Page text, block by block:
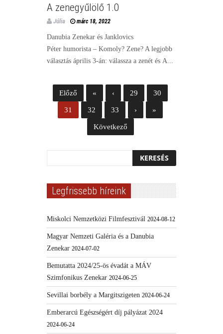
A zenegyűlölő 1.0
Júlia márc 18, 2022
Danubia Zenekar és Janklovics
Péter humorista – Komoly? Zene? A legjobb
választás április 3-án: válassza a zenét és A...
Előző « ‹ 29 30
31 32 33 › »
Következő
Legfrissebb híreink
Miskolci Nemzetközi Filmfesztivál 2024-08-12
Magyar Nemzeti Galéria és a Danubia
Zenekar 2024-07-02
Bemutatta 2024/25-ös évadát a MÁV
Szimfonikus Zenekar 2024-06-25
Sevillai borbély a Margitszigeten 2024-06-24
Emberarcú Egészségért díj pályázat 2024
2024-06-24